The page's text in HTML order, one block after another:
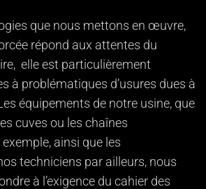
que nous mettons en œuvre,
répond aux attentes du
elle est particulièrement
à problématiques d’usures dues à
équipements de notre usine, que
cuves ou les chaînes
ainsi que les
techniciens par ailleurs, nous
à l’exigence du cahier des